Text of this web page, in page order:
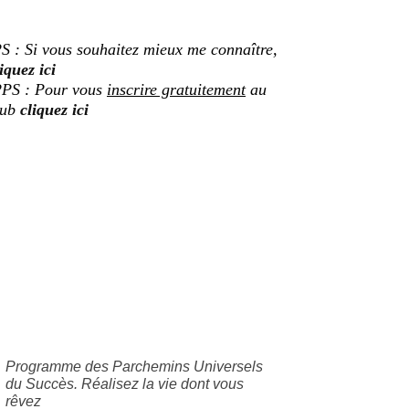
: Si vous souhaitez mieux me connaître,
ici
: Pour vous inscrire gratuitementau
cliquez ici
Programme des Parchemins Universels
du Succès. Réalisez la vie dont vous
rêvez